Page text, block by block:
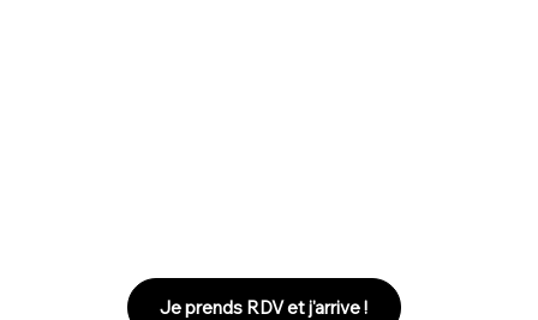
Je prends RDV et j'arrive !